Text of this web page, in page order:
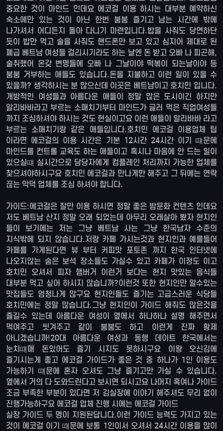
중요한 것이 마인드 인데요 에코걸 이용 하시는 대부분 예약하신
숙소에만 있는 것이 아닌 한번 붐붐 즐기고 남는 시간에 밖에
나가셔서 어디든지 돌아 다니기 마련입니다.밥을 사줘도 당연하단
듯이 밥만 먹고 술을 사줘도 핸드폰만 보고 있고 심지어 제대로 된
폐급 베트남 여성들 걸리시기라도 하는 날엔 돈 받고 오빠 나 피곤해,
술취했어 온갖 변명들에 오빠 나 그날이야 떡볶이 되는날이야 등
붐붐 거부하는 애들도 있습니다.돈을 지불하고 이런 일이 있을 수
있을까? 생각하시는 분 많으신데 이곳은 베트남이고 호치민 입니다.
개방적인 여성들과 아름다운 애들이 정말 많은 도시이긴 하지만
알리바바라고 부르는 소매치기부터 마인드가 글러 먹은 직업여성들
까지 조심하셔야 하시는 것도 현실이고요 이런 애들이 알리바바 라고
부르는 소매치기랑 같은 애들입니다.호치민 에코걸 이용업체 팁
이라면 에코걸의 이용 시간은 기본 12시간 24시간 이기 떄문에
마인드를 컨트롤 교육도 하는 애들이고 혹시나 마음에 안 드는 일이
있으실떄 실시간으로 담당자에게 컴플레인 처리까지 가능한 업체를
찾으셔야하시구요 호치민 에코걸과 만나게만 해주고 그 뒤에는 연락
끊는 악덕 업체를 조심 하셔야 합니다.
가이드:에코걸은 잘만 이용 하시면 정말 좋은 밤문화 컨텐츠 인데요
저도 베트남 산지 정말 오래 되었는데 아무리 오래살아 봤자 현지인
들이 보기에는 저는 그냥 베트남 사는 그냥 한국남자 수준의
지식밖에 되지 않습니다.저랑 카페 가시는것과 현지인과 예를들어
카페를 가게된다면 뷰 부터 커피맛 포토존 까지 한국 인터넷에
나오지않는 숨은 보석 장소들도 가실수 있고 카페가 이정도 이고
호치민 오셔서 피자 햄버거 이런거 보다는 현지 맛있는 음식들
대부분 먹고 싶어 하시지 않습니까?이런것 또한 현지인만 알수있는
맛집들도 엄청나게 많구요 현지인들도 즐기는 고급스러운 식당들
호치민에는 정말 많습니다.그냥 현지인이 가이드 해줘도 많은것을
즐길수 있는데 아름다운 여성이 옆에서 하나하나 설명 해주면서
먹여주고 씻겨주고 같이 붐붐도 하고 이런게 진짜 황제
아니겠습니까!20대 아름다운 여성과 동행 데이트 한국에서는
눈치떄매 돈있어도 즐기 시지도 못하시구요 이왕 오신김에
즐기시는게 좋고 에코걸 가이드가 좋은 것 중 하나가 1인 이용도
가능하기 떄문에 혼자 오셔도 그냥 즐기고만 가실 수 있습니다.
옆에서 거의 다 도와드린다고 보시면 되시고요 나머지 혹여나 가이드
조금 부족한 부분이 있다면 저 김실장에 이야기 해주셔도 무리 없이
진행가능하구요 에코걸 업체 진행 시에는 에코걸 가이드
실장 가이드 두 명이 지원된답니다.이런 가이드 능력도 가지고 있는
것이 에코걸 이기 떄문에 보통 1인이서 오셔서 24시간 이용을 많이